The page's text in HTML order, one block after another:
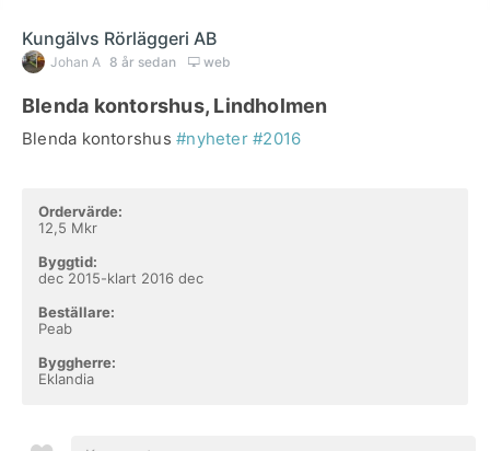
Kungälvs Rörläggeri AB
Johan A 8 år sedan web
Blenda kontorshus, Lindholmen
Blenda kontorshus#nyheter #2016
Ordervärde:
12,5 Mkr
Byggtid:
dec 2015-klart 2016 dec
Beställare:
Peab
Byggherre:
Eklandia